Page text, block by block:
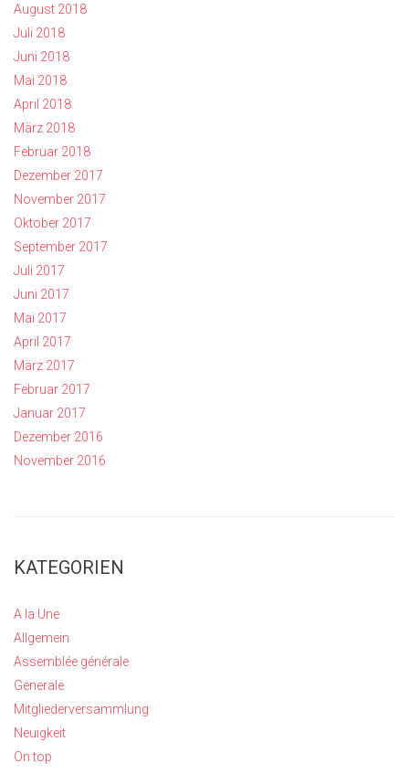
August 2018
Juli 2018
Juni 2018
Mai 2018
April 2018
März 2018
Februar 2018
Dezember 2017
November 2017
Oktober 2017
September 2017
Juli 2017
Juni 2017
Mai 2017
April 2017
März 2017
Februar 2017
Januar 2017
Dezember 2016
November 2016
KATEGORIEN
A la Une
Allgemein
Assemblée générale
Generale
Mitgliederversammlung
Neuigkeit
On top